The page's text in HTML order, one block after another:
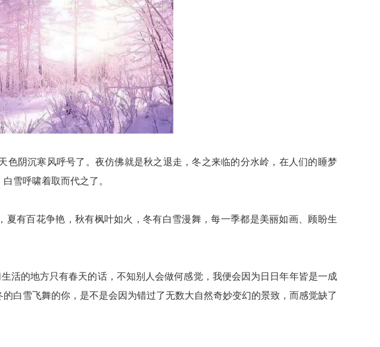
阴沉寒风呼号了。夜仿佛就是秋之退走，冬之来临的分水岭，在人们的睡梦
雪呼啸着取而代之了。
有百花争艳，秋有枫叶如火，冬有白雪漫舞，每一季都是美丽如画、顾盼生
的地方只有春天的话，不知别人会做何感觉，我便会因为日日年年皆是一成
白雪飞舞的你，是不是会因为错过了无数大自然奇妙变幻的景致，而感觉缺了